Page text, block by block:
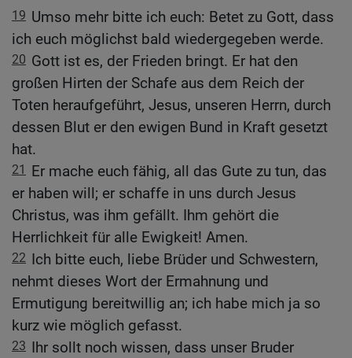
19 Umso mehr bitte ich euch: Betet zu Gott, dass
ich euch möglichst bald wiedergegeben werde.
20 Gott ist es, der Frieden bringt. Er hat den
großen Hirten der Schafe aus dem Reich der
Toten heraufgeführt, Jesus, unseren Herrn, durch
dessen Blut er den ewigen Bund in Kraft gesetzt
hat.
21
Er mache euch fähig, all das Gute zu tun, das
er haben will; er schaffe in uns durch Jesus
Christus, was ihm gefällt. Ihm gehört die
Herrlichkeit für alle Ewigkeit! Amen.
22 Ich bitte euch, liebe Brüder und Schwestern,
nehmt dieses Wort der Ermahnung und
Ermutigung bereitwillig an; ich habe mich ja so
kurz wie möglich gefasst.
23 Ihr sollt noch wissen, dass unser Bruder